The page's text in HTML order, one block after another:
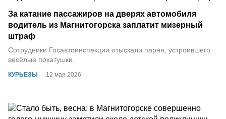
КУРЬЕЗЫ 12 мая 2026
За катание пассажиров на дверях автомобиля
водитель из Магнитогорска заплатит мизерный
штраф
Сотрудники Госавтоинспекции отыскали парня, устроившего
весёлые покатушки.